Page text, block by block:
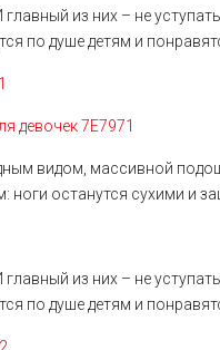
из них – не
по душе детям и
девочек 7E7971
видом, массивной
останутся сухими и
из них – не
по душе детям и